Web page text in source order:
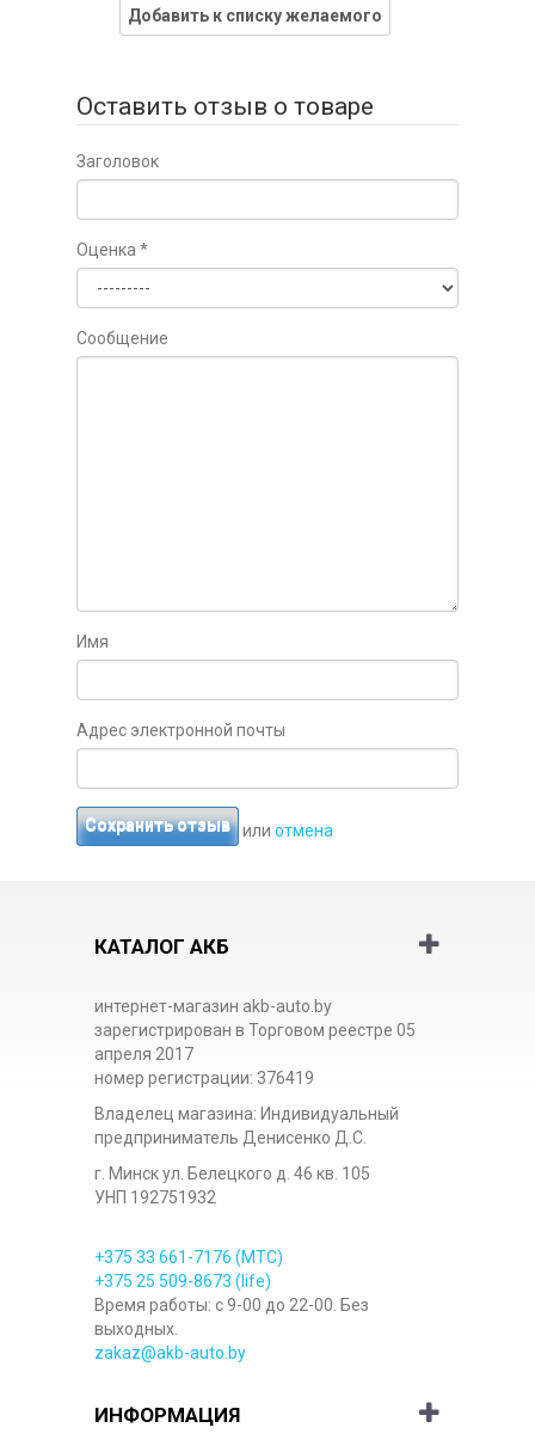
Добавить к списку желаемого
Оставить отзыв о товаре
Заголовок
Оценка *
Сообщение
Имя
Адрес электронной почты
Сохранить отзыв или отмена
КАТАЛОГ АКБ
интернет-магазин akb-auto.by
зарегистрирован в Торговом реестре 05
апреля 2017
номер регистрации: 376419
Владелец магазина: Индивидуальный
предприниматель Денисенко Д.С.
г. Минск ул. Белецкого д. 46 кв. 105
УНП 192751932
+375 33 661-7176 (МТС)
+375 25 509-8673 (life)
Время работы: с 9-00 до 22-00. Без
выходных.
zakaz@akb-auto.by
ИНФОРМАЦИЯ